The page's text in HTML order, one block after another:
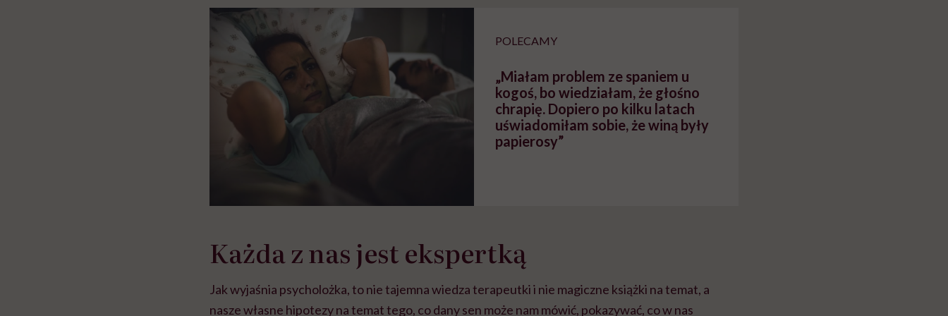
głupota i brak wyobraźni"
pracy
POLECAMY
„Miałam problem ze spaniem u
kogoś, bo wiedziałam, że głośno
chrapię. Dopiero po kilku latach
uświadomiłam sobie, że winą były
papierosy”
Każda z nas jest ekspertką
Jak wyjaśnia psycholożka, to nie tajemna wiedza terapeutki i nie magiczne książki na temat, a
nasze własne hipotezy na temat tego, co dany sen może nam mówić, pokazywać, co w nas